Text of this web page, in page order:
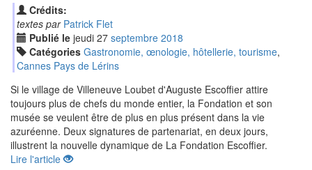
Crédits:
textes par Patrick Flet
Publié le jeudi 27 septembre 2018
Catégories Gastronomie, œnologie, hôtellerie, tourisme,
Cannes Pays de Lérins
Si le village de Villeneuve Loubet d'Auguste Escoffier attire
toujours plus de chefs du monde entier, la Fondation et son
musée se veulent être de plus en plus présent dans la vie
azuréenne. Deux signatures de partenariat, en deux jours,
illustrent la nouvelle dynamique de La Fondation Escoffier.
Lire l'article